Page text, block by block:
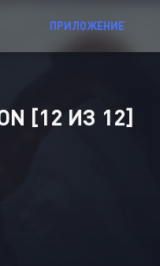
ПРИЛОЖЕНИЕ
Авторизация
[12 ИЗ 12]